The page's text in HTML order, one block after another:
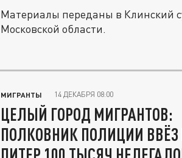
Материалы переданы в Клинский
Московской области.
МИГРАНТЫ 14 ДЕКАБРЯ 08:00
ЦЕЛЫЙ ГОРОД МИГРАНТОВ:
ПОЛКОВНИК ПОЛИЦИИ ВВЁЗ